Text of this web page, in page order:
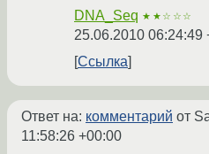
DNA_Seq ★★☆☆☆
25.06.2010 06:24:49
Ссылка
Ответ на: комментарий от
11:58:26 +00:00